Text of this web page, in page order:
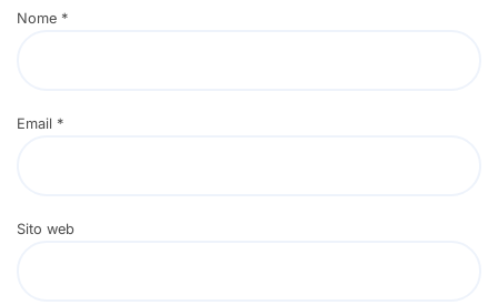
Nome *
Email *
Sito web